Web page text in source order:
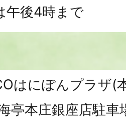
午後4時まで
はにぽんプラザ(
亭本庄銀座店駐